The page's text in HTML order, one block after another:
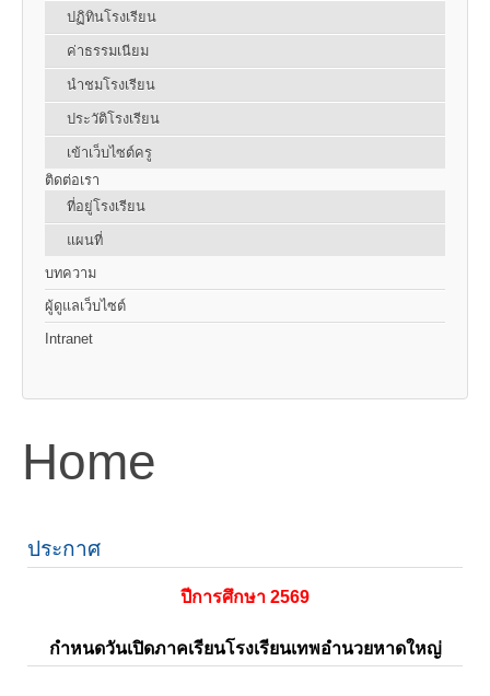
ปฏิทินโรงเรียน
ค่าธรรมเนียม
นำชมโรงเรียน
ประวัติโรงเรียน
เข้าเว็บไซต์ครู
ติดต่อเรา
ที่อยู่โรงเรียน
แผนที่
บทความ
ผู้ดูแลเว็บไซต์
Intranet
Home
ประกาศ
ปีการศึกษา 2569
กำหนดวันเปิดภาคเรียนโรงเรียนเทพอำนวยหาดใหญ่